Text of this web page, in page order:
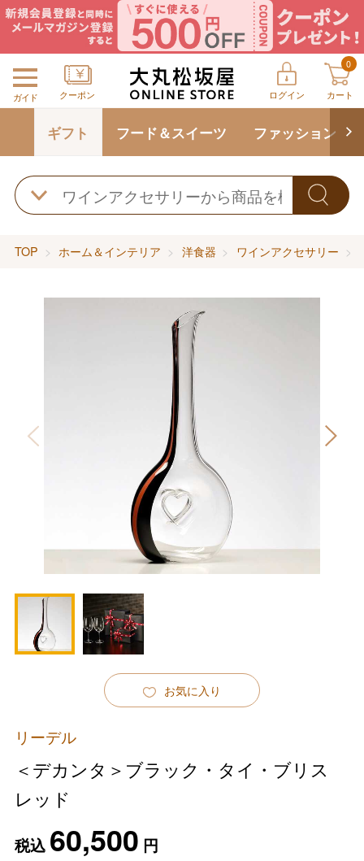
ガイド クーポン ログイン
0
カート
ギフト フード＆スイーツ ファッション
TOP ホーム＆インテリア 洋食器 ワインアクセサリー
お気に入り
リーデル
＜デカンタ＞ブラック・タイ・ブリス
レッド
税込60,500 円